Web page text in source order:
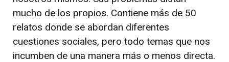
mucho de los propios. Contiene más de 50
relatos donde se abordan diferentes
cuestiones sociales, pero todo temas que nos
incumben de una manera más o menos directa.